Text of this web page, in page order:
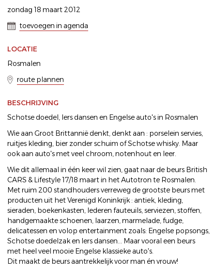
zondag 18 maart 2012
toevoegen in agenda
LOCATIE
Rosmalen
route plannen
BESCHRIJVING
Schotse doedel, Iers dansen en Engelse auto's in Rosmalen
Wie aan Groot Brittannië denkt, denkt aan : porselein servies,
ruitjes kleding, bier zonder schuim of Schotse whisky. Maar
ook aan auto's met veel chroom, notenhout en leer.
Wie dit allemaal in één keer wil zien, gaat naar de beurs British
CARS & Lifestyle 17/18 maart in het Autotron te Rosmalen.
Met ruim 200 standhouders verreweg de grootste beurs met
producten uit het Verenigd Koninkrijk : antiek, kleding,
sieraden, boekenkasten, lederen fauteuils, serviezen, stoffen,
handgemaakte schoenen, laarzen, marmelade, fudge,
delicatessen en volop entertainment zoals: Engelse popsongs,
Schotse doedelzak en Iers dansen... Maar vooral een beurs
met heel veel mooie Engelse klassieke auto's.
Dit maakt de beurs aantrekkelijk voor man én vrouw!